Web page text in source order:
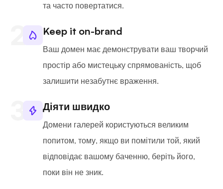
та часто повертатися.
Keep it on-brand
Ваш домен має демонструвати ваш творчий
простір або мистецьку спрямованість, щоб
залишити незабутнє враження.
Діяти швидко
Домени галерей користуються великим
попитом, тому, якщо ви помітили той, який
відповідає вашому баченню, беріть його,
поки він не зник.